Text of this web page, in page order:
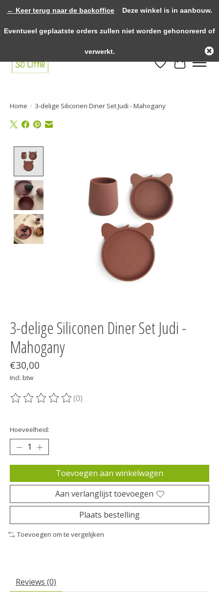
vanaf €75,- binnen NL! >>>> Fysieke winkel in Heythuysen!
Verlanglijst
Home / 3-delige Siliconen Diner Set Judi - Mahogany
3-delige Siliconen Diner Set Judi -
Mahogany
€30,00
Incl. btw
De beoordeling van dit product is
(0)
Hoeveelheid:
Toevoegen aan winkelwagen
Aan verlanglijst toevoegen
Plaats bestelling
Toevoegen om te vergelijken
Reviews (0)
← Keer terug naar de backoffice Deze winkel is in aanbouw.
Eventueel geplaatste orders zullen niet worden gehonoreerd of
verwerkt.